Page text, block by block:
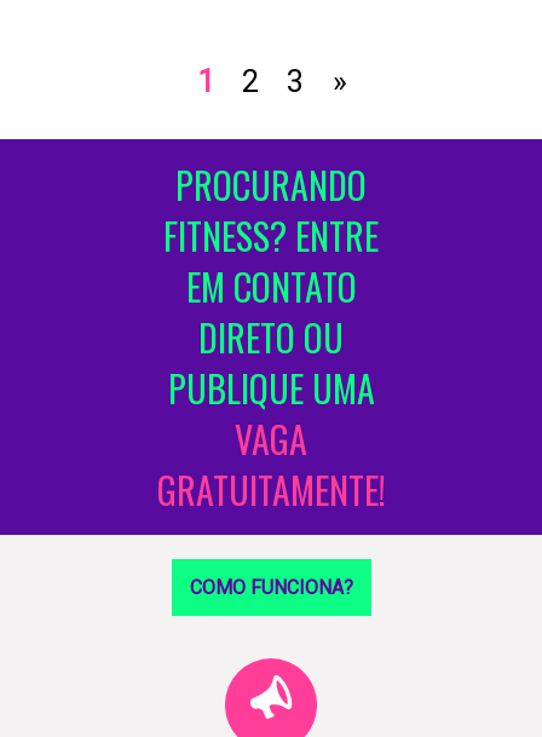
1 2 3 »
PROCURANDO
FITNESS? ENTRE
EM CONTATO
DIRETO OU
PUBLIQUE UMA
VAGA
GRATUITAMENTE!
COMO FUNCIONA?